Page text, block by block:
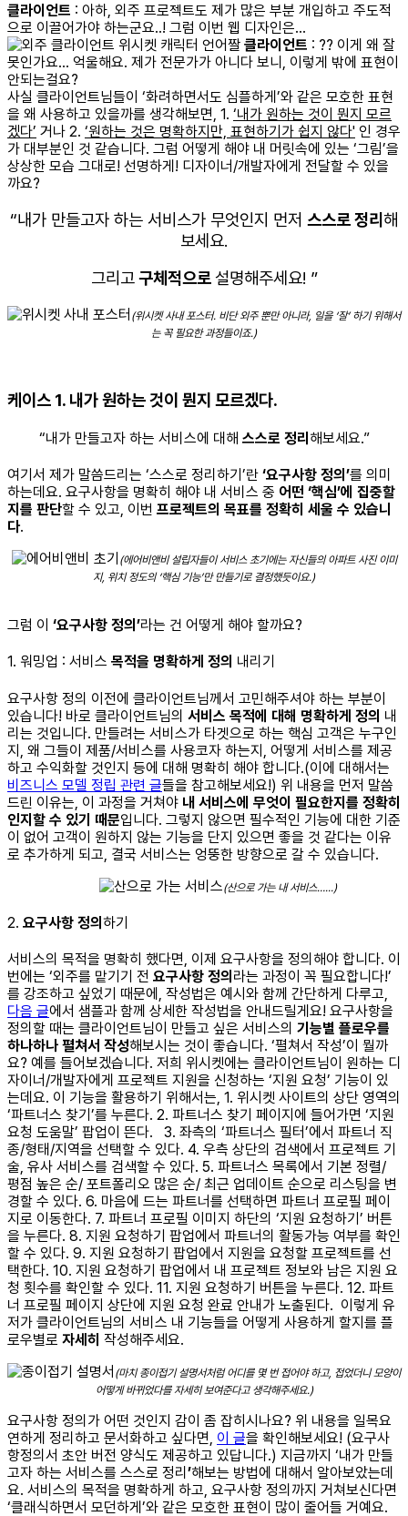
클라이언트 : 아하, 외주 프로젝트도 제가 많은 부분 개입하고 주도적
으로 이끌어가야 하는군요..! 그럼 이번 웹 디자인은…
클라이언트 : ?? 이게 왜 잘
못인가요... 억울해요. 제가 전문가가 아니다 보니, 이렇게 밖에 표현이
안되는걸요?
사실 클라이언트님들이 ‘화려하면서도 심플하게’와 같은 모호한 표현
을 왜 사용하고 있을까를 생각해보면, 1. ‘내가 원하는 것이 뭔지 모르
겠다’ 거나 2. ‘원하는 것은 명확하지만, 표현하기가 쉽지 않다' 인 경우
가 대부분인 것 같습니다. 그럼 어떻게 해야 내 머릿속에 있는 ‘그림’을
상상한 모습 그대로! 선명하게! 디자이너/개발자에게 전달할 수 있을
까요?
“내가 만들고자 하는 서비스가 무엇인지 먼저 스스로 정리해
보세요.
그리고구체적으로설명해주세요! ”
(위시켓 사내 포스터. 비단 외주 뿐만 아니라, 일을 ‘잘’ 하기 위해서
는 꼭 필요한 과정들이죠.)
케이스 1. 내가 원하는 것이 뭔지 모르겠다.
“내가 만들고자 하는 서비스에 대해 스스로 정리 해보세요.”
여기서 제가 말씀드리는 ‘스스로 정리하기’란 ‘요구사항 정의’를 의미
하는데요. 요구사항을 명확히 해야 내 서비스 중 어떤 ‘핵심’에 집중할
지를 판단할 수 있고, 이번 프로젝트의 목표를 정확히 세울 수 있습니
다.
(에어비앤비 설립자들이 서비스 초기에는 자신들의 아파트 사진 이미
지, 위치 정도의 ‘핵심 기능’만 만들기로 결정했듯이요.)
그럼 이 ‘요구사항 정의’라는 건 어떻게 해야 할까요?
1. 워밍업 : 서비스 목적을 명확하게 정의 내리기
요구사항 정의 이전에 클라이언트님께서 고민해주셔야 하는 부분이
있습니다! 바로 클라이언트님의 서비스 목적에 대해 명확하게 정의 내
리는 것입니다. 만들려는 서비스가 타겟으로 하는 핵심 고객은 누구인
지, 왜 그들이 제품/서비스를 사용코자 하는지, 어떻게 서비스를 제공
하고 수익화할 것인지 등에 대해 명확히 해야 합니다.(이에 대해서는
비즈니스 모델 정립 관련 글들을 참고해보세요!) 위 내용을 먼저 말씀
드린 이유는, 이 과정을 거쳐야 내 서비스에 무엇이 필요한지를 정확히
인지할 수 있기 때문입니다. 그렇지 않으면 필수적인 기능에 대한 기준
이 없어 고객이 원하지 않는 기능을 단지 있으면 좋을 것 같다는 이유
로 추가하게 되고, 결국 서비스는 엉뚱한 방향으로 갈 수 있습니다.
(산으로 가는 내 서비스…...)
2. 요구사항 정의 하기
서비스의 목적을 명확히 했다면, 이제 요구사항을 정의해야 합니다. 이
번에는 ‘외주를 맡기기 전 요구사항 정의 라는 과정이 꼭 필요합니다!’
를 강조하고 싶었기 때문에, 작성법은 예시와 함께 간단하게 다루고,
다음 글에서 샘플과 함께 상세한 작성법을 안내드릴게요! 요구사항을
정의할 때는 클라이언트님이 만들고 싶은 서비스의 기능별 플로우를
하나하나 펼쳐서 작성해보시는 것이 좋습니다. ‘펼쳐서 작성’이 뭘까
요? 예를 들어보겠습니다. 저희 위시켓에는 클라이언트님이 원하는 디
자이너/개발자에게 프로젝트 지원을 신청하는 ‘지원 요청’ 기능이 있
는데요. 이 기능을 활용하기 위해서는, 1. 위시켓 사이트의 상단 영역의
‘파트너스 찾기’를 누른다. 2. 파트너스 찾기 페이지에 들어가면 ‘지원
요청 도움말’ 팝업이 뜬다.
3. 좌측의 ‘파트너스 필터’에서 파트너 직
종/형태/지역을 선택할 수 있다. 4. 우측 상단의 검색에서 프로젝트 기
술, 유사 서비스를 검색할 수 있다. 5. 파트너스 목록에서 기본 정렬/
평점 높은 순/ 포트폴리오 많은 순/ 최근 업데이트 순으로 리스팅을 변
경할 수 있다. 6. 마음에 드는 파트너를 선택하면 파트너 프로필 페이
지로 이동한다. 7. 파트너 프로필 이미지 하단의 ‘지원 요청하기’ 버튼
을 누른다. 8. 지원 요청하기 팝업에서 파트너의 활동가능 여부를 확인
할 수 있다. 9. 지원 요청하기 팝업에서 지원을 요청할 프로젝트를 선
택한다. 10. 지원 요청하기 팝업에서 내 프로젝트 정보와 남은 지원 요
청 횟수를 확인할 수 있다. 11. 지원 요청하기 버튼을 누른다. 12. 파트
너 프로필 페이지 상단에 지원 요청 완료 안내가 노출된다. 이렇게 유
저가 클라이언트님의 서비스 내 기능들을 어떻게 사용하게 할지를 플
로우별로 자세히 작성해주세요.
(마치 종이접기 설명서처럼 어디를 몇 번 접어야 하고, 접었더니 모양이
어떻게 바뀌었다를 자세히 보여준다고 생각해주세요.)
요구사항 정의가 어떤 것인지 감이 좀 잡히시나요? 위 내용을 일목요
연하게 정리하고 문서화하고 싶다면, 이 글을 확인해보세요! (요구사
항정의서 초안 버전 양식도 제공하고 있답니다.) 지금까지 ‘내가 만들
고자 하는 서비스를 스스로 정리 ’해보는 방법에 대해서 알아보았는데
요. 서비스의 목적을 명확하게 하고, 요구사항 정의까지 거쳐보신다면
‘클래식하면서 모던하게’와 같은 모호한 표현이 많이 줄어들 거예요.